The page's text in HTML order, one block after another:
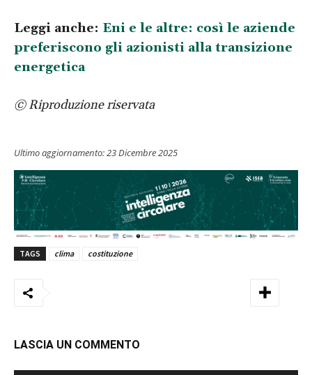
Leggi anche: Eni e le altre: così le aziende
preferiscono gli azionisti alla transizione
energetica
© Riproduzione riservata
Ultimo aggiornamento:23 Dicembre 2025
TAGS clima costituzione
LASCIA UN COMMENTO